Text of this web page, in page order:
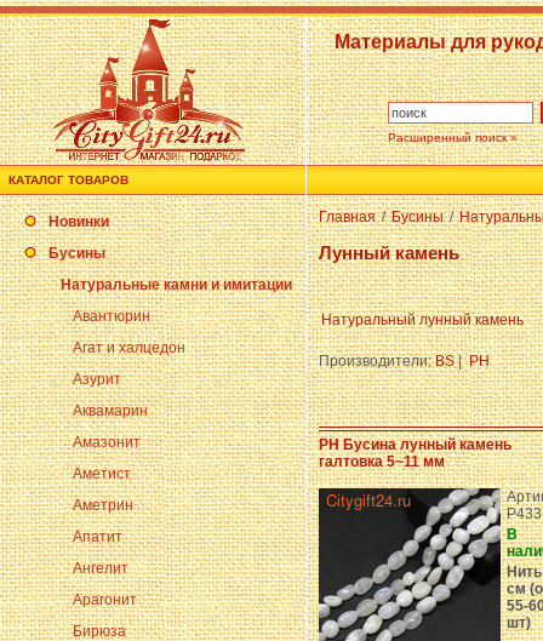
Материалы для
Расширенный поиск »
КАТАЛОГ ТОВАРОВ
Новинки
Бусины
Натуральные камни и имитации
Авантюрин
Агат и халцедон
Азурит
Аквамарин
Амазонит
Аметист
Аметрин
Апатит
Ангелит
Арагонит
Бирюза
Главная / Бусины /
Лунный камень
Натуральный лунный камень
Производители:BS| PH
PH Бусина лунный камень
галтовка 5~11 мм
В
см
55-
шт)